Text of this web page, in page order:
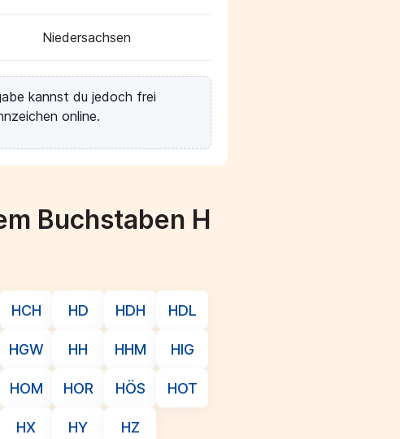
Niedersachsen
kannst du jedoch frei
online.
Buchstaben H
HCH HD HDH HDL
HGW HH HHM HIG
HOM HOR HÖS HOT
HX HY HZ